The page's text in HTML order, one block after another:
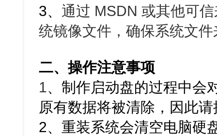
3、 通过 MSDN 或其他可
统镜像文件，确保系统文
二、操作注意事项
1、制作启动盘的过程中会
原有数据将被清除，因此
2、重装系统会清空电脑硬